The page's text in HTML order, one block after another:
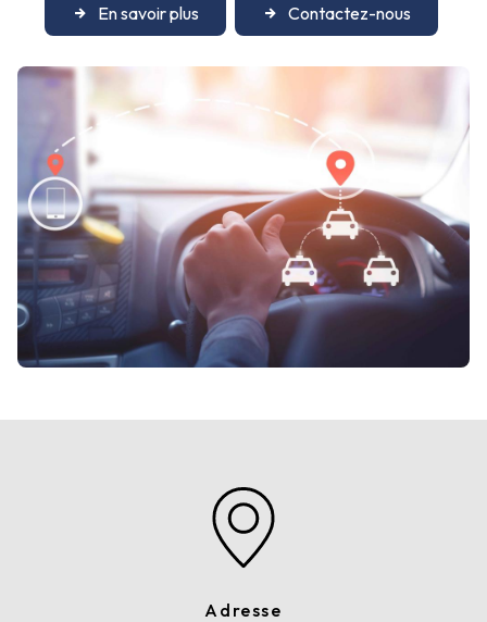
En savoir plus Contactez-nous
Adresse